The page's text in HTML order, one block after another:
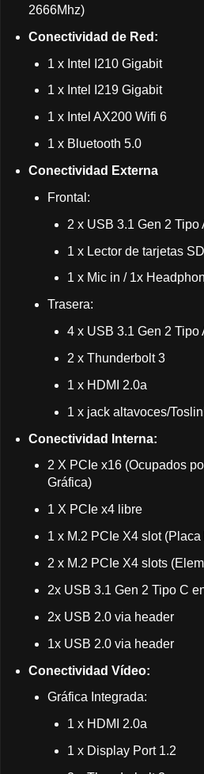
2666Mhz)
Conectividad de Red:
1 x Intel I210 Gigabit
1 x Intel I219 Gigabit
1 x Intel AX200 Wifi 6
1 x Bluetooth 5.0
Conectividad Externa
Frontal:
2 x USB 3.1 Gen 2 Tipo
1 x Lector de tarjetas
1 x Mic in / 1x
Trasera:
4 x USB 3.1 Gen 2 Tipo
2 x Thunderbolt 3
1 x HDMI 2.0a
1 x jack altavoces/
Conectividad Interna:
2 X PCIe x16 (Ocupados
Gráfica)
1 X PCIe x4 libre
1 x M.2 PCIe X4 slot (Placa
2 x M.2 PCIe X4 slots
2x USB 3.1 Gen 2 Tipo C
2x USB 2.0 via header
1x USB 2.0 via header
Conectividad Vídeo:
Gráfica Integrada:
1 x HDMI 2.0a
1 x Display Port 1.2